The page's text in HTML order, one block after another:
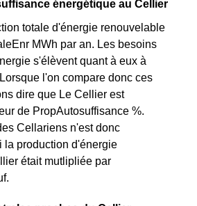
au Cellier. Ce tarif existe
d'électricité de France
les Cellariens éligibles. 💡🏠
: pendant 22 jours le prix de
fois plus cher, tandis que tous les
le prix est 20% moins cher par
au Cellier. ⚡💸
énergétique au Cellier
totale d'énergie renouvelable
MWh par an. Les besoins
s'élèvent quant à eux à
l'on compare donc ces
dire que Le Cellier est
de PropAutosuffisance %.
Cellariens n'est donc
la production d'énergie
était mutlipliée par